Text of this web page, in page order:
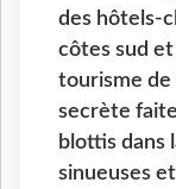
des hôtels-
côtes sud
tourisme de
secrète
blottis dans
sinueuses